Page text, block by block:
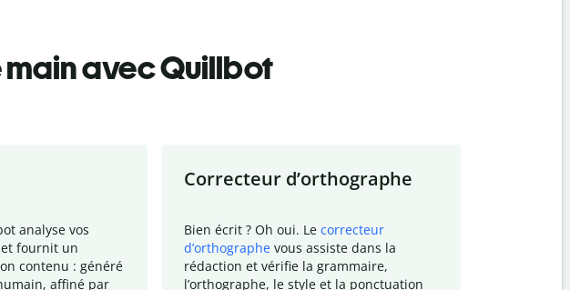
main avec Quillbot
analyse vos
fournit un
contenu : généré
affiné par
Correcteur d’orthographe
Bien écrit ? Oh oui. Le correcteur
d’orthographe vous assiste dans la
rédaction et vérifie la grammaire,
l’orthographe, le style et la ponctuation